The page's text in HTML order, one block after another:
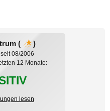
( )
08/2006
12 Monate:
lesen